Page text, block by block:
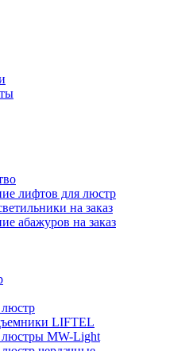
лифтов для люстр
на заказ
абажуров на заказ
LIFTEL
MW-Light